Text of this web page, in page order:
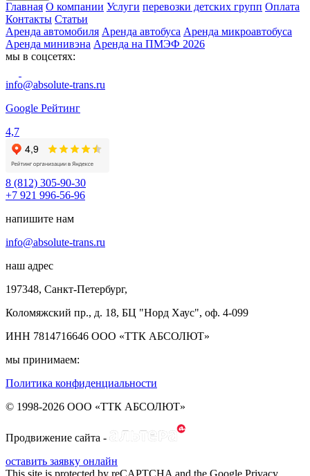
Главная О компании Услуги перевозки детских групп Оплата
Контакты Статьи
Аренда автомобиля Аренда автобуса Аренда микроавтобуса
Аренда минивэна Аренда на ПМЭФ 2026
мы в соцсетях:
info@absolute-trans.ru
Google Рейтинг
4,7
8 (812) 305-90-30
+7 921 996-56-96
напишите нам
info@absolute-trans.ru
наш адрес
197348, Санкт-Петербург,
Коломяжский пр., д. 18, БЦ "Норд Хаус", оф. 4‑099
ИНН 7814716646 ООО «ТТК АБСОЛЮТ»
мы принимаем:
Политика конфиденциальности
© 1998-2026 ООО «ТТК АБСОЛЮТ»
Продвижение сайта -
оставить заявку онлайн